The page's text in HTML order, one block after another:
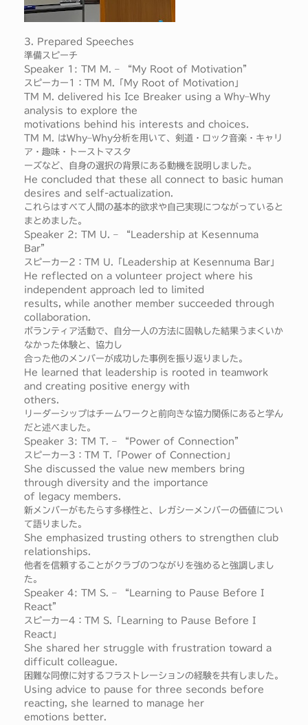
3. Prepared Speeches
準備スピーチ
Speaker 1: TM M. – “My Root of Motivation”
スピーカー1：TM M.「My Root of Motivation」
TM M. delivered his Ice Breaker using a Why–Why
analysis to explore the
motivations behind his interests and choices.
TM M. はWhy–Why分析を用いて、剣道・ロック音楽・キャリ
ア・趣味・トーストマスタ
ーズなど、自身の選択の背景にある動機を説明しました。
He concluded that these all connect to basic human
desires and self-actualization.
これらはすべて人間の基本的欲求や自己実現につながっていると
まとめました。
Speaker 2: TM U. – “Leadership at Kesennuma
Bar”
スピーカー2：TM U.「Leadership at Kesennuma Bar」
He reflected on a volunteer project where his
independent approach led to limited
results, while another member succeeded through
collaboration.
ボランティア活動で、自分一人の方法に固執した結果うまくいか
なかった体験と、協力し
合った他のメンバーが成功した事例を振り返りました。
He learned that leadership is rooted in teamwork
and creating positive energy with
others.
リーダーシップはチームワークと前向きな協力関係にあると学ん
だと述べました。
Speaker 3: TM T. – “Power of Connection”
スピーカー3：TM T.「Power of Connection」
She discussed the value new members bring
through diversity and the importance
of legacy members.
新メンバーがもたらす多様性と、レガシーメンバーの価値につい
て語りました。
She emphasized trusting others to strengthen club
relationships.
他者を信頼することがクラブのつながりを強めると強調しまし
た。
Speaker 4: TM S. – “Learning to Pause Before I
React”
スピーカー4：TM S.「Learning to Pause Before I
React」
She shared her struggle with frustration toward a
difficult colleague.
困難な同僚に対するフラストレーションの経験を共有しました。
Using advice to pause for three seconds before
reacting, she learned to manage her
emotions better.